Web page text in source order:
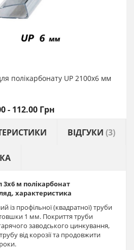
полікарбонату UP 2100х6 мм
- 112.00 Грн
ВІДГУКИ (3)
м полікарбонат
характеристика
із профільної (квадратної) труби
1 мм. Покриття труби
заводського цинкування,
від корозії та продовжити